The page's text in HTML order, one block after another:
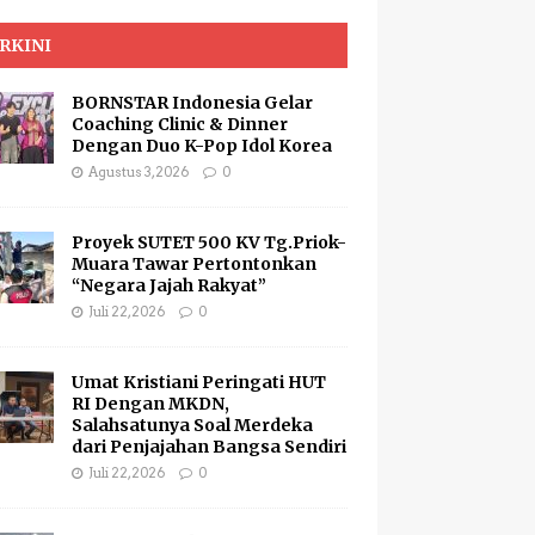
BORNSTAR Indonesia Gelar
Coaching Clinic & Dinner
Dengan Duo K-Pop Idol Korea
Agustus 3, 2026 0
Proyek SUTET 500 KV Tg.Priok-
Muara Tawar Pertontonkan
“Negara Jajah Rakyat”
Juli 22, 2026 0
Umat Kristiani Peringati HUT
RI Dengan MKDN,
Salahsatunya Soal Merdeka
dari Penjajahan Bangsa Sendiri
Juli 22, 2026 0